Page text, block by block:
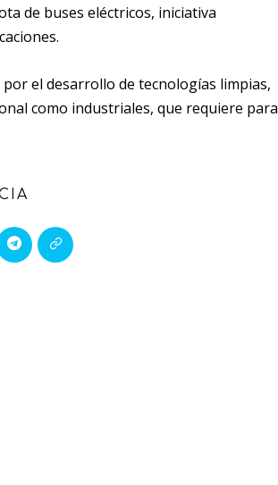
de buses eléctricos, iniciativa
el desarrollo de tecnologías limpias,
como industriales, que requiere para